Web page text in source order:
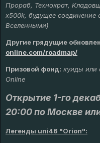
Прораб, Технократ,
х500k, будущее соединение
Вселенными)
Другие грядущие
online.com/roadmap/
Призовой фонд: куиды или
Online
Открытие 1-го
20:00 по Москве
Легенды uni46 "Orion":